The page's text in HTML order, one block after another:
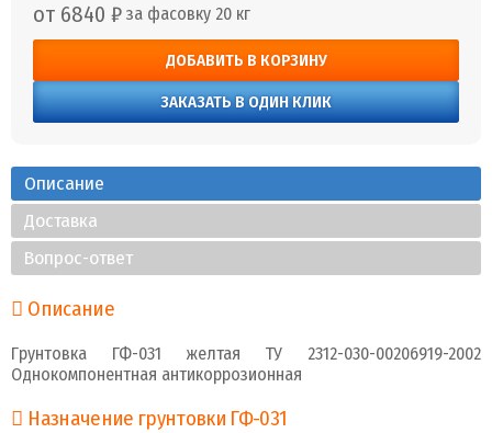
от 6840 ₽ за фасовку 20 кг
ДОБАВИТЬ В КОРЗИНУ
ЗАКАЗАТЬ В ОДИН КЛИК
Описание
Доставка
Вопрос-ответ
Описание
Грунтовка ГФ-031 желтая ТУ 2312-030-00206919-2002
Однокомпонентная антикоррозионная
Назначение грунтовки ГФ-031